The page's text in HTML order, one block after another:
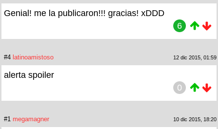
Genial! me la publicaron!!! gracias! xDDD
6
#4 latinoamistoso 12 dic 2015, 01:59
alerta spoiler
0
#1 megamagner 10 dic 2015, 18:20